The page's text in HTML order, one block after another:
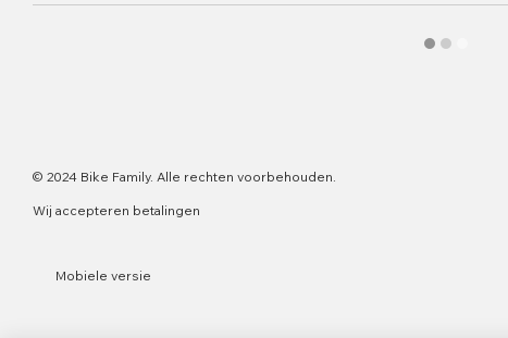
© 2024 Bike Family. Alle rechten voorbehouden.
Wij accepteren betalingen
Mobiele versie